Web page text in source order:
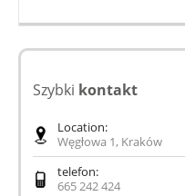
Szybki kontakt
Location:
Węgłowa 1, Kraków
telefon:
665 242 424